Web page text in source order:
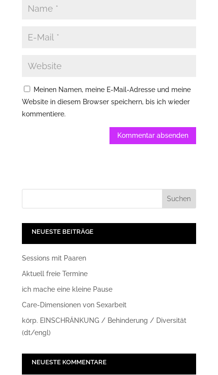
Meinen Namen, meine E-Mail-Adresse und meine
Website in diesem Browser speichern, bis ich wieder
kommentiere.
NEUESTE BEITRÄGE
Sessions mit Paaren
Aktuell freie Termine
ich mache eine kleine Pause
Care-Dimensionen von Sexarbeit
körp. EINSCHRÄNKUNG / Behinderung / Diversität
(dt/engl)
NEUESTE KOMMENTARE